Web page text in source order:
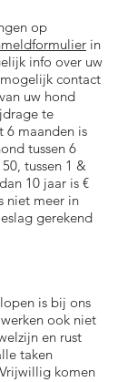
op
in
info over uw
contact
uw hond
te
6 maanden is
tussen 6
tussen 1 &
10 jaar is €
niet meer in
gerekend
is bij ons
ook niet
en rust
taken
komen